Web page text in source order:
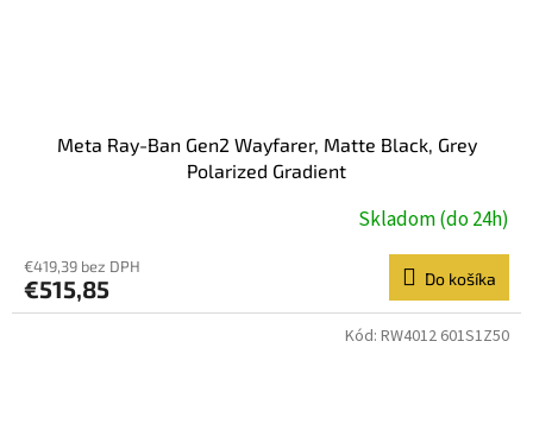
Meta Ray-Ban Gen2 Wayfarer, Matte Black, Grey
Polarized Gradient
Skladom (do 24h)
€419,39 bez DPH
€515,85 Do košíka
Kód: RW4012 601S1Z50